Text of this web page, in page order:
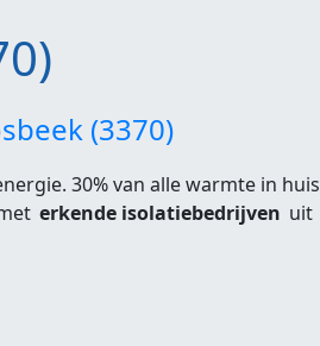
(3370)
30% van alle warmte in huis
erkende isolatiebedrijven uit